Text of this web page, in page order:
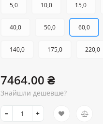
5,0 10,0 15,0
40,0 50,0 60,0
140,0 175,0 220,0
7464.00 ₴
Знайшли дешевше?